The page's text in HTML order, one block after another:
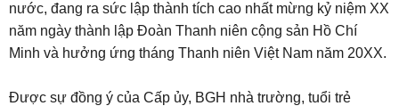
nước, đang ra sức lập thành tích cao nhất mừng kỷ niệm XX
năm ngày thành lập Đoàn Thanh niên cộng sản Hồ Chí
Minh và hưởng ứng tháng Thanh niên Việt Nam năm 20XX.
Được sự đồng ý của Cấp ủy, BGH nhà trường, tuổi trẻ